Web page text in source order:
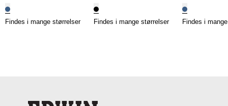
Findes i mange størrelser Findes i mange størrelser Findes i